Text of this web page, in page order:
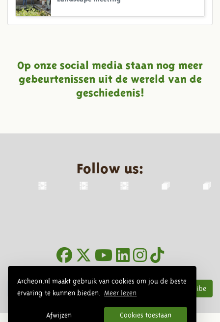
Archeon.nl maakt gebruik van cookies om jou de beste
ervaring te kunnen bieden.
Meer lezen
Afwijzen Cookies toestaan
Op onze social media staan nog meer
gebeurtenissen uit de wereld van de
geschiedenis!
Follow us:
Subscribe